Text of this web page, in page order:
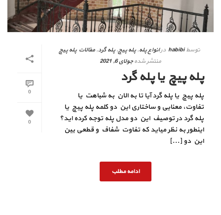
0
0
توسط habibi درانواع پله,پله پیچ,پله گرد,مقالات پله پیچ
منتشر شده جولای 6, 2021
پله پیچ یا پله گرد
پله پیچ یا پله گرد آیا تا به الان به شباهت یا
تفاوت، معنایی و ساختاری این دو کلمه پله پیچ یا
پله گرد در توصیف این دو مدل پله توجه کرده اید؟
اینطور به نظر میاید که تفاوت شفاف و قطعی بین
این دو [...]
ادامه مطلب